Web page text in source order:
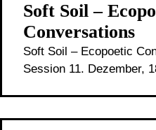
Soft Soil –
Conversations
Soft Soil – Ecopoetic
Session 11. Dezember,